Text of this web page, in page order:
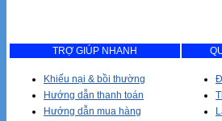
TRỢ GIÚP NHANH
Khiếu nại & bồi thường
Hướng dẫn thanh toán
Hướng dẫn mua hàng